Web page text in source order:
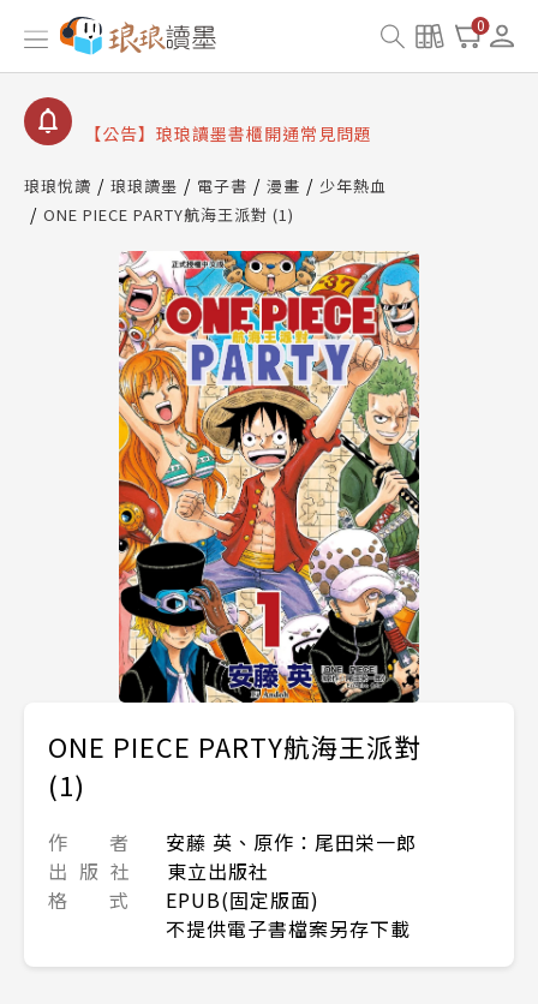
0
【公告】因 Readmoo 讀墨系統維護中，本站同步暫
停部分閱讀服務
【公告】琅琅讀墨數位閱讀資產合併與書櫃開通申請
【公告】琅琅讀墨書櫃開通常見問題
請圖文教學
【公告】琅琅書店服務升級重要說明及資產合併結果
查詢
【公告】因 Readmoo 讀墨系統維護中，本站同步暫
停部分閱讀服務
琅琅悅讀 琅琅讀墨 電子書 漫畫
少年熱血
ONE PIECE PARTY航海王派對 (1)
ONE PIECE PARTY航海王派對
(1)
作 者
安藤 英、原作：尾田栄一郎
出 版 社
東立出版社
格 式
EPUB(固定版面)
不提供電子書檔案另存下載